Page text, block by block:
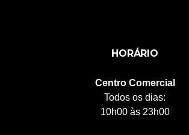
HORÁRIO
Centro Comercial
Todos os dias:
10h00 às 23h00